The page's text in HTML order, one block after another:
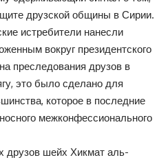
друзской общины в Сирии.
истребители нанесли
вокруг президентского
преследования друзов в
это было сделано для
которое в последние
межконфессионального
друзов шейх Хикмат аль-